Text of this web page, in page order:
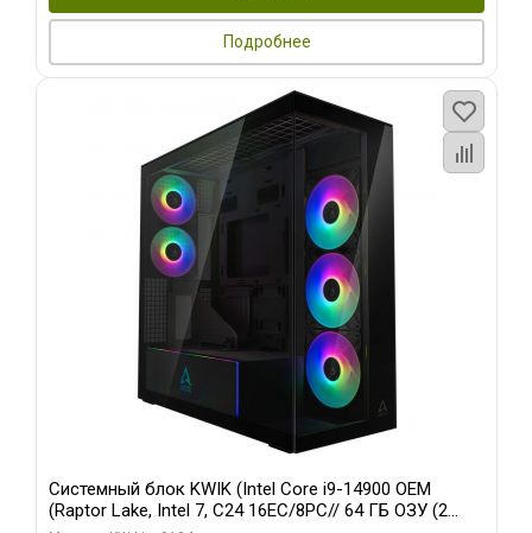
Подробнее
Системный блок KWIK (Intel Core i9-14900 OEM
(Raptor Lake, Intel 7, C24 16EC/8PC// 64 ГБ ОЗУ (2